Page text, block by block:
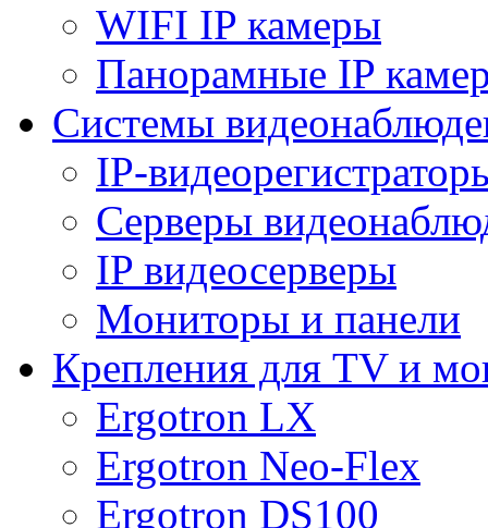
WIFI IP камеры
Панорамные IP
Системы
IP-
Серверы
IP видеосерверы
Мониторы и панели
Крепления для TV и
Ergotron LX
Ergotron Neo-Flex
Ergotron DS100